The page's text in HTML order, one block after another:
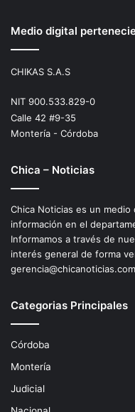
Medio digital
CHIKAS S.A.S
NIT 900.533.829-0
Calle 42 #9-35
Montería - Córdoba
Chica – Noticias
Chica Noticias es un
información en el
Informamos a través de
interés general de forma
gerencia@chicanoticias.com
Categorias Principales
Córdoba
Montería
Judicial